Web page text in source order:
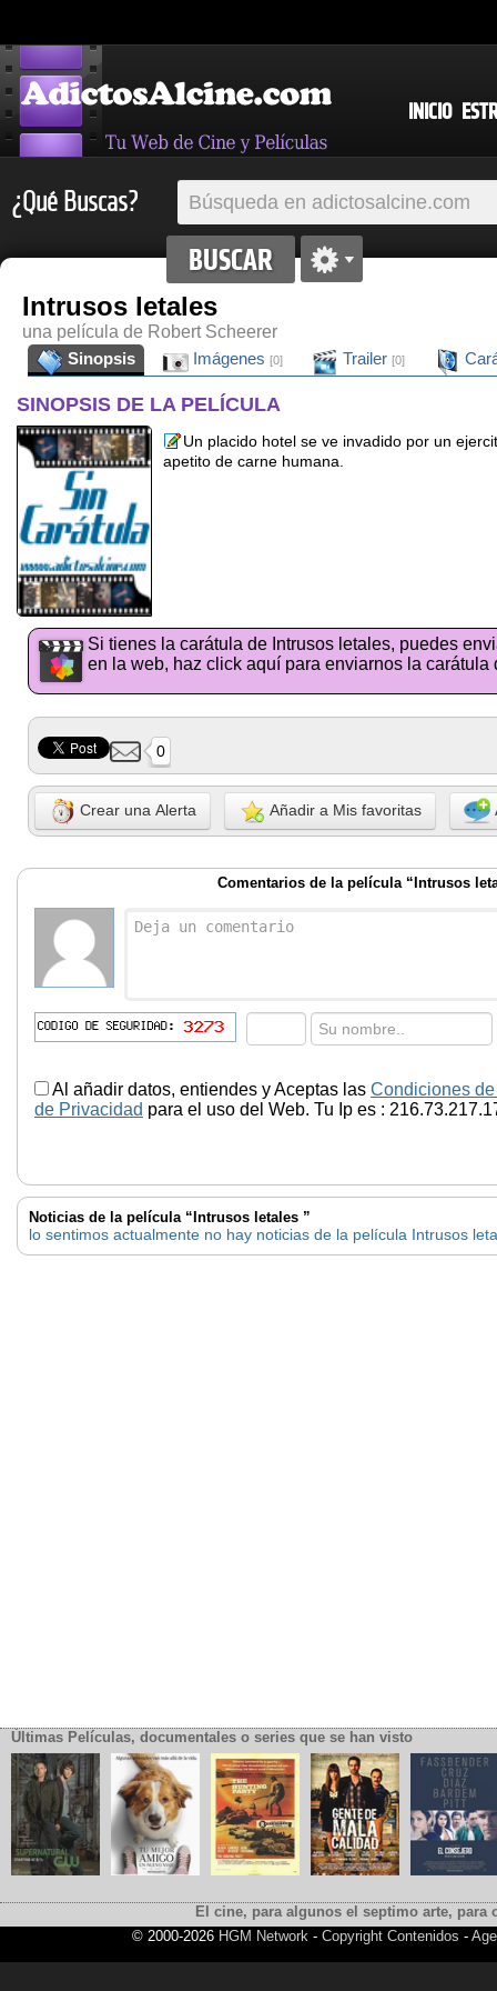
INICIO
¿Qué Buscas?
Intrusos letales
una película de Robert Scheerer
Sinopsis
Imágenes [0] Trailer [0]
SINOPSIS DE LA PELÍCULA
Un placido hotel se ve invadido por un
apetito de carne humana.
Si tienes la carátula de Intrusos letales, puedes
en la web, haz click aquí para enviarnos la carátula
0
Crear una Alerta Añadir a Mis favoritas
Comentarios de la película “Intrusos
Al añadir datos, entiendes y Aceptas las Condiciones
de Privacidad para el uso del Web. Tu Ip es :
Noticias de la película “Intrusos letales ”
lo sentimos actualmente no hay noticias de la película Intrusos
Últimas Películas, documentales o series que se han visto
El cine, para algunos el septimo arte,
© 2000-2026 HGM Network- Copyright Contenidos -